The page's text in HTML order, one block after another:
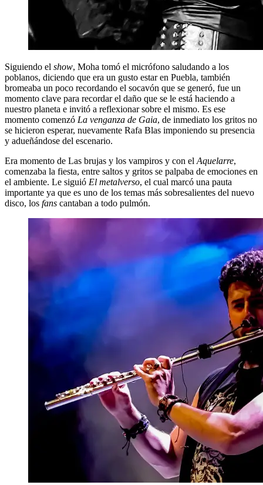
Siguiendo el show, Moha tomó el micrófono saludando a los
poblanos, diciendo que era un gusto estar en Puebla, también
bromeaba un poco recordando el socavón que se generó, fue un
momento clave para recordar el daño que se le está haciendo a
nuestro planeta e invitó a reflexionar sobre el mismo. Es ese
momento comenzó La venganza de Gaia, de inmediato los gritos no
se hicieron esperar, nuevamente Rafa Blas imponiendo su presencia
y adueñándose del escenario.
Era momento de Las brujas y los vampiros y con el Aquelarre,
comenzaba la fiesta, entre saltos y gritos se palpaba de emociones en
el ambiente. Le siguió El metalverso, el cual marcó una pauta
importante ya que es uno de los temas más sobresalientes del nuevo
disco, los fans cantaban a todo pulmón.